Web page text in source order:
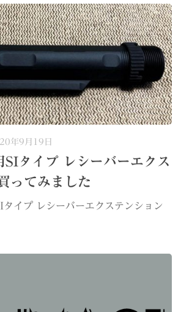
年9月19日
タイプ レシーバーエクス
ってみました
イプ レシーバーエクステンション